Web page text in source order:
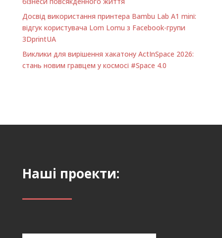
Досвід використання принтера Bambu Lab A1 minі:
відгук користувача Lom Lomu з Facebook-групи
3DprintUA
Виклики для вирішення хакатону ActInSpace 2026:
стань новим гравцем у космосі #Space 4.0
Наші проекти: